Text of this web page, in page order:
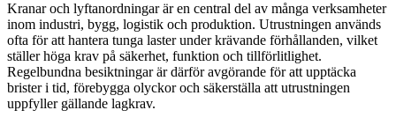
Kranar och lyftanordningar är en central del av många verksamheter
inom industri, bygg, logistik och produktion. Utrustningen används
ofta för att hantera tunga laster under krävande förhållanden, vilket
ställer höga krav på säkerhet, funktion och tillförlitlighet.
Regelbundna besiktningar är därför avgörande för att upptäcka
brister i tid, förebygga olyckor och säkerställa att utrustningen
uppfyller gällande lagkrav.